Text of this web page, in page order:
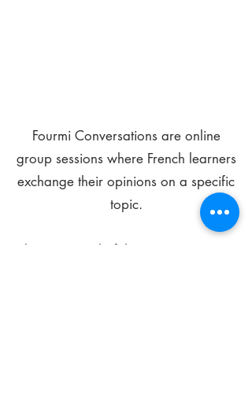
Fourmi Conversations are online
group sessions where French learners
exchange their opinions on a specific
topic.
The main goal of these meetings is to